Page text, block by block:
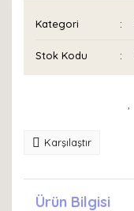
Kategori
Stok Kodu
Karşılaştır
Ürün Bilgisi